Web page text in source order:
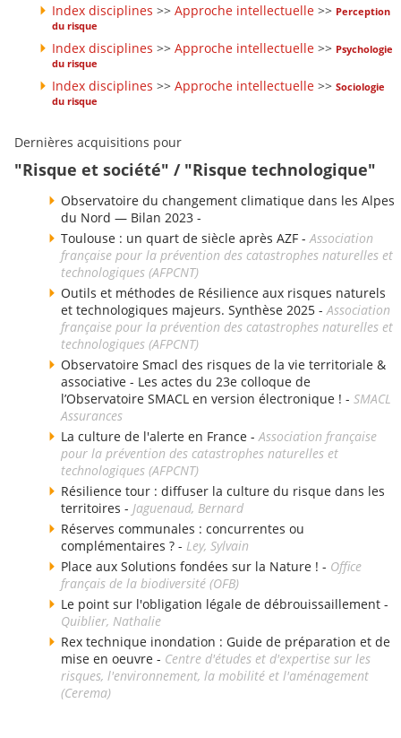
Index disciplines >> Approche intellectuelle >> Perception
du risque
Index disciplines >> Approche intellectuelle >> Psychologie
du risque
Index disciplines >> Approche intellectuelle >> Sociologie
du risque
Dernières acquisitions pour
"Risque et société" / "Risque technologique"
Observatoire du changement climatique dans les Alpes
du Nord — Bilan 2023 -
Toulouse : un quart de siècle après AZF -Association
française pour la prévention des catastrophes naturelles et
technologiques (AFPCNT)
Outils et méthodes de Résilience aux risques naturels
et technologiques majeurs. Synthèse 2025 -Association
française pour la prévention des catastrophes naturelles et
technologiques (AFPCNT)
Observatoire Smacl des risques de la vie territoriale &
associative - Les actes du 23e colloque de
l’Observatoire SMACL en version électronique ! - SMACL
Assurances
La culture de l'alerte en France -Association française
pour la prévention des catastrophes naturelles et
technologiques (AFPCNT)
Résilience tour : diffuser la culture du risque dans les
territoires - Jaguenaud, Bernard
Réserves communales : concurrentes ou
complémentaires ? - Ley, Sylvain
Place aux Solutions fondées sur la Nature ! - Office
français de la biodiversité (OFB)
Le point sur l'obligation légale de débrouissaillement -
Quiblier, Nathalie
Rex technique inondation : Guide de préparation et de
mise en oeuvre - Centre d'études et d'expertise sur les
risques, l'environnement, la mobilité et l'aménagement
(Cerema)